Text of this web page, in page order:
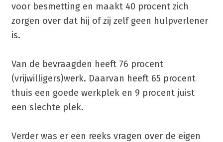
voor besmetting en maakt 40 procent zich
zorgen over dat hij of zij zelf geen hulpverlener
is.
Van de bevraagden heeft 76 procent
(vrijwilligers)werk. Daarvan heeft 65 procent
thuis een goede werkplek en 9 procent juist
een slechte plek.
Verder was er een reeks vragen over de eigen